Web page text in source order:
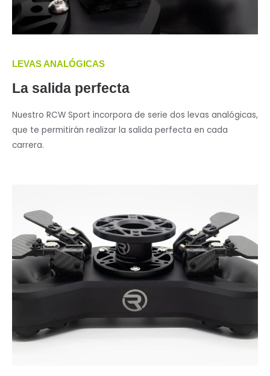
LEVAS ANALÓGICAS
La salida perfecta
Nuestro RCW Sport incorpora de serie dos levas analógicas,
que te permitirán realizar la salida perfecta en cada
carrera.